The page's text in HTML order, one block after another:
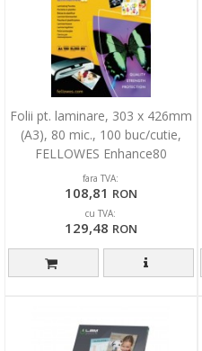
Folii pt. laminare, 303 x 426mm
(A3), 80 mic., 100 buc/cutie,
FELLOWES Enhance80
fara TVA:
108,81 RON
cu TVA:
129,48 RON